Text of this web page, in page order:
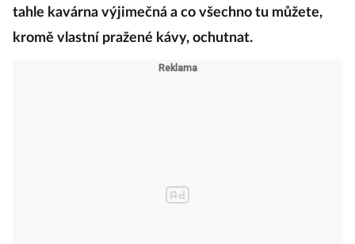
tahle kavárna výjimečná a co všechno tu můžete,
kromě vlastní pražené kávy, ochutnat.